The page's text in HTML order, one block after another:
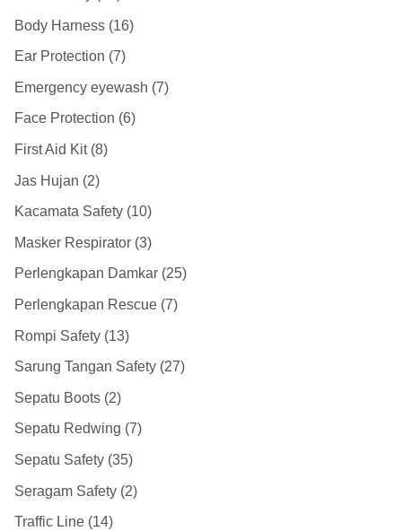
Body Harness 16
Ear Protection 7
Emergency eyewash 7
Face Protection 6
First Aid Kit 8
Jas Hujan 2
Kacamata Safety 10
Masker Respirator 3
Perlengkapan Damkar 25
Perlengkapan Rescue 7
Rompi Safety 13
Sarung Tangan Safety 27
Sepatu Boots 2
Sepatu Redwing 7
Sepatu Safety 35
Seragam Safety 2
Traffic Line 14